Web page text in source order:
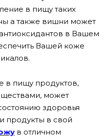
в пищу таких
а также вишни может
в Вашем
Вашей коже
в пищу продуктов,
может
здоровья
продукты в свой
в отличном